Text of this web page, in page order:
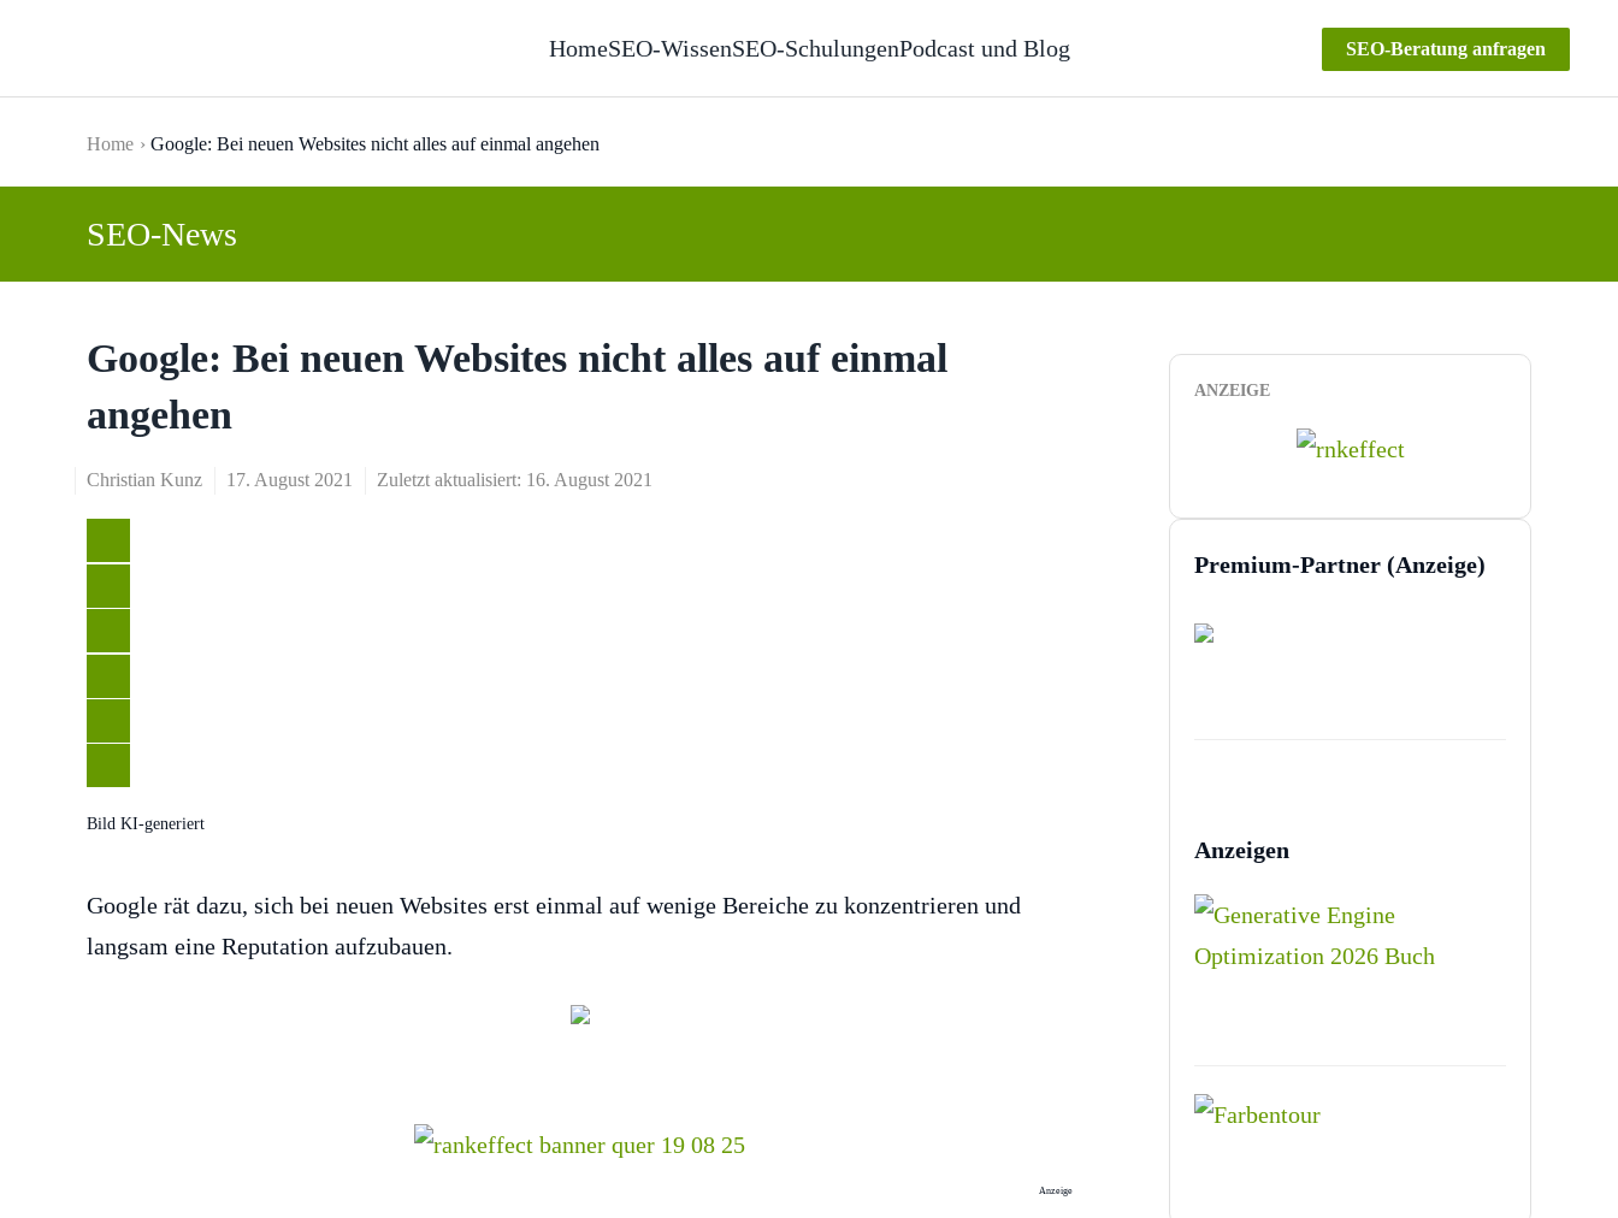
HomeSEO-WissenSEO-SchulungenPodcast und Blog SEO-Beratung anfragen
Home Google: Bei neuen Websites nicht alles auf einmal angehen
SEO-News
Google: Bei neuen Websites nicht alles auf einmal
angehen
Christian Kunz 17. August 2021 Zuletzt aktualisiert: 16. August 2021
Bild KI-generiert
Google rät dazu, sich bei neuen Websites erst einmal auf wenige Bereiche zu konzentrieren und
langsam eine Reputation aufzubauen.
Anzeige
ANZEIGE
Premium-Partner (Anzeige)
Anzeigen